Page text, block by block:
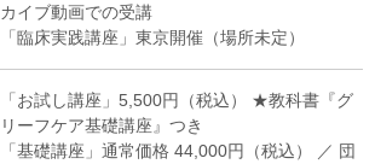
カイブ動画での受講
「臨床実践講座」東京開催（場所未定）
「お試し講座」5,500円（税込） ★教科書『グ
リーフケア基礎講座』つき
「基礎講座」通常価格 44,000円（税込） ／ 団